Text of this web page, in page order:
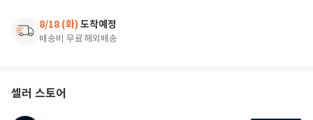
8/18 (화) 도착예정
배송비 무료해외배송
셀러 스토어